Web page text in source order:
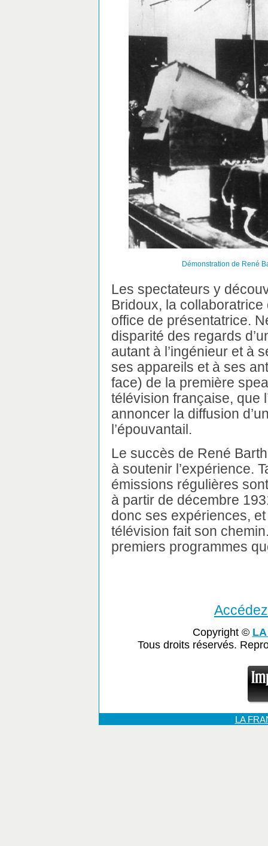
Démonstration de René
Les spectateurs y
Bridoux, la
office de présentatrice.
disparité des regards
autant à l’ingénieur et à
ses appareils et à ses
face) de la première
télévision française, que
annoncer la diffusion
l’épouvantail.
Le succès de René
à soutenir l’expérience.
émissions régulières
à partir de décembre
donc ses expériences, et
télévision fait son
premiers programmes
Copyright ©
Tous droits réservés.
LA